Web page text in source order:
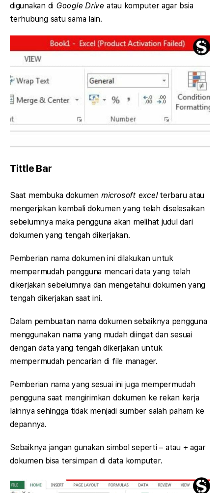
digunakan di Google Drive atau komputer agar bsia
terhubung satu sama lain.
Tittle Bar
Saat membuka dokumen microsoft excel terbaru atau
mengerjakan kembali dokumen yang telah diselesaikan
sebelumnya maka pengguna akan melihat judul dari
dokumen yang tengah dikerjakan.
Pemberian nama dokumen ini dilakukan untuk
mempermudah pengguna mencari data yang telah
dikerjakan sebelumnya dan mengetahui dokumen yang
tengah dikerjakan saat ini.
Dalam pembuatan nama dokumen sebaiknya pengguna
menggunakan nama yang mudah diingat dan sesuai
dengan data yang tengah dikerjakan untuk
mempermudah pencarian di file manager.
Pemberian nama yang sesuai ini juga mempermudah
pengguna saat mengirimkan dokumen ke rekan kerja
lainnya sehingga tidak menjadi sumber salah paham ke
depannya.
Sebaiknya jangan gunakan simbol seperti – atau + agar
dokumen bisa tersimpan di data komputer.